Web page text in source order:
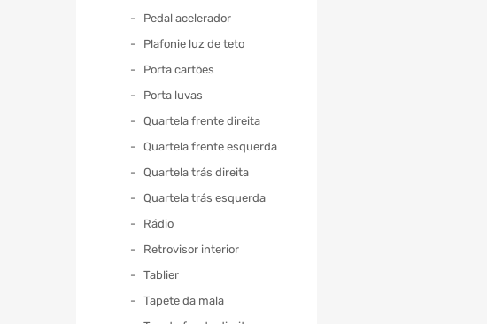
Pedal acelerador
Plafonie luz de teto
Porta cartões
Porta luvas
Quartela frente direita
Quartela frente esquerda
Quartela trás direita
Quartela trás esquerda
Rádio
Retrovisor interior
Tablier
Tapete da mala